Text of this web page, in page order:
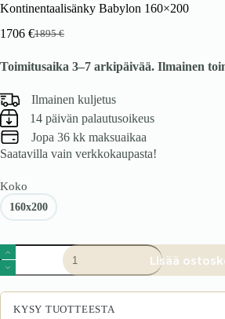
Kontinentaalisänky Babylon 160×200
1895€
Alkuperäinen
oli:
1706 €Nykyinen
on:
Toimitusaika 3–7 arkipäivää. Ilmainen
Ilmainen kuljetus
14 päivän palautusoikeus
Jopa 36 kk maksuaikaa
Saatavilla vain verkkokaupasta!
Koko
160x200
Kontinentaalisänky
Babylon
160x200
määrä
Lisää
KYSY TUOTTEESTA